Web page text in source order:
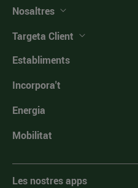
Nosaltres
Targeta Client
Establiments
Incorpora't
Energia
Mobilitat
Les nostres apps